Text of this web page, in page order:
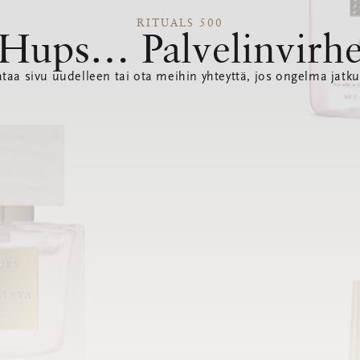
RITUALS 500
sivu uudelleen tai ota meihin yhteyttä, jos ongelma